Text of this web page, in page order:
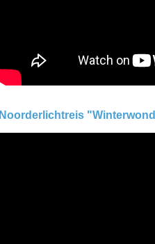
Noorderlichtreis